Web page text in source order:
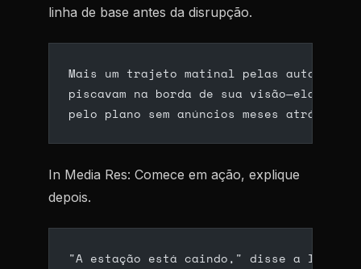
linha de base antes da disrupção.
Mais um trajeto matinal pelas
piscavam na borda de sua visão—ela
pelo plano sem anúncios meses atrás.
In Media Res: Comece em ação, explique
depois.
"A estação está caindo," disse a IA,